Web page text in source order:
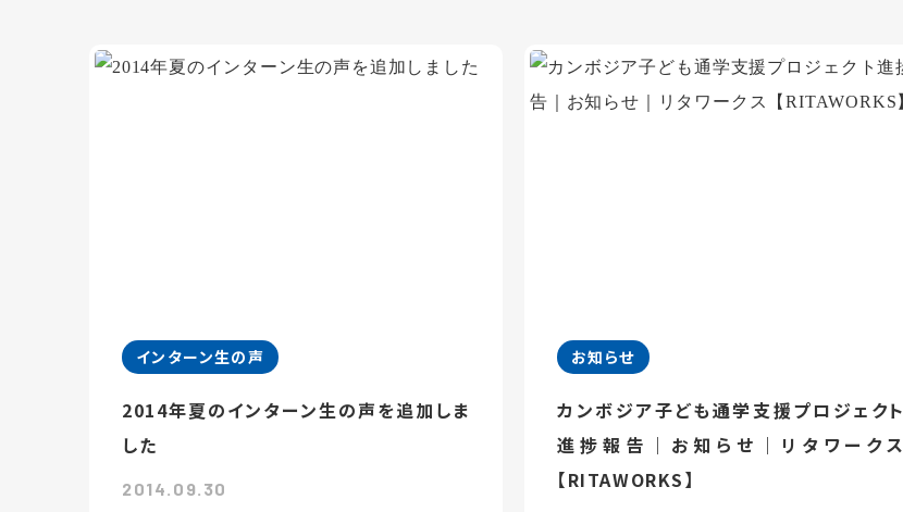
インターン生の声
2014年夏のインターン生の声を追加しま
した
2014.09.30
お知らせ
カンボジア子ども通学支援プロジェクト
進捗報告｜お知らせ｜リタワークス
【RITAWORKS】